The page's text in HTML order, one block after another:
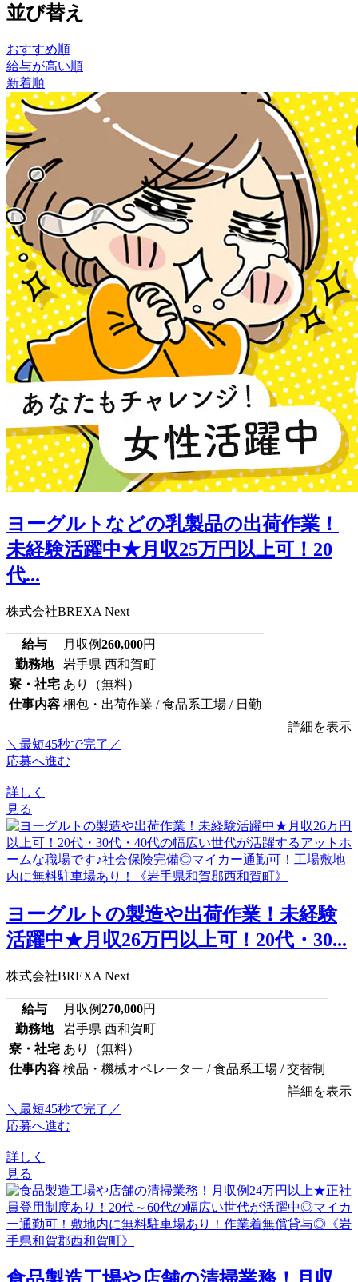
並び替え
おすすめ順
給与が高い順
新着順
ヨーグルトなどの乳製品の出荷作業！
未経験活躍中★月収25万円以上可！20
代...
株式会社BREXA Next
給与 月収例260,000円
勤務地
岩手県 西和賀町
寮・社宅 あり（無料）
仕事内容 梱包・出荷作業 / 食品系工場 / 日勤
詳細を表示
＼最短45秒で完了／
応募へ進む
詳しく
見る
ヨーグルトの製造や出荷作業！未経験
活躍中★月収26万円以上可！20代・30...
株式会社BREXA Next
給与 月収例270,000円
勤務地
岩手県 西和賀町
寮・社宅 あり（無料）
仕事内容 検品・機械オペレーター / 食品系工場 / 交替制
詳細を表示
＼最短45秒で完了／
応募へ進む
詳しく
見る